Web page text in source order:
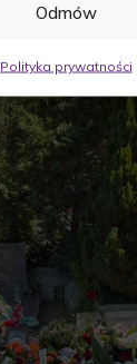
Odmów
Polityka prywatności